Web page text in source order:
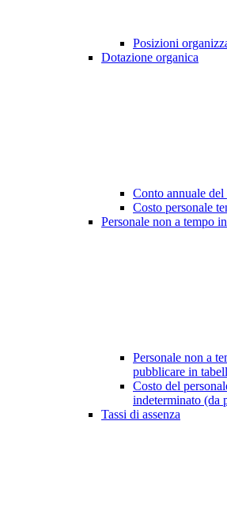
Posizioni
Dotazione organica
Conto annuale del
Costo personale
Personale non a tempo
Personale non a
pubblicare in
Costo del
indeterminato (da
Tassi di assenza